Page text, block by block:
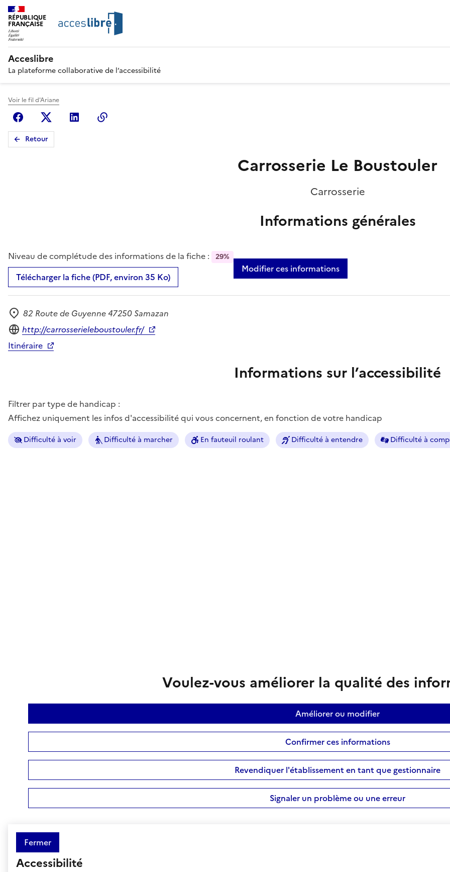
RÉPUBLIQUE
FRANÇAISE
Acceslibre
La plateforme collaborative de l’accessibilité
Voir le fil d'Ariane
FacebookX (anciennement Twitter)
Linkedin
Retour
Carrosserie Le Boustouler
Carrosserie
Informations générales
Niveau de complétude des informations de la fiche : 29%
Télécharger la fiche (PDF, environ 35 Ko)
Modifier ces informations
Adresse
82 Route de Guyenne 47250 Samazan
Site internet
http://carrosserieleboustouler.fr/
Itinéraire
Informations sur l’accessibilité
Filtrer par type de handicap :
Affichez uniquement les infos d'accessibilité qui vous concernent, en fonction de votre handicap
Difficulté à voir Difficulté à marcher En fauteuil roulant Difficulté à entendre Difficulté à
Voulez-vous améliorer la qualité des
Améliorer ou modifier
Confirmer ces informations
Revendiquer l'établissement en tant que gestionnaire
Signaler un problème ou une erreur
Fermer
Accessibilité